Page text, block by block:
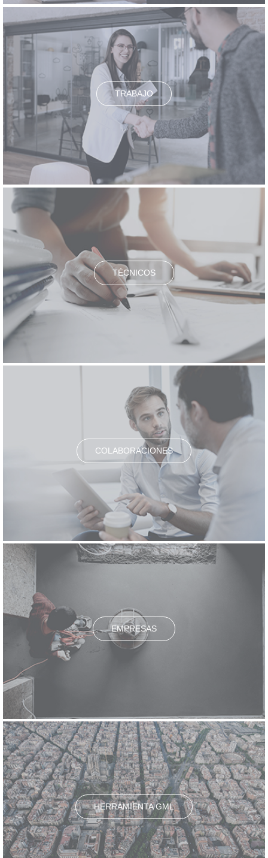
TRABAJO
TÉCNICOS
COLABORACIONES
EMPRESAS
HERRAMIENTA GML